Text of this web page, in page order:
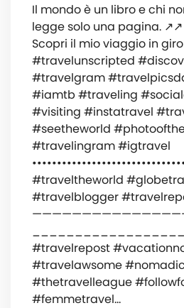
️Il mondo è un libro e chi
legge solo una pagina. ↗️↗️↗️
‍️Scopri il mio viaggio in
#travelunscripted
#travelgram
#iamtb #traveling
#visiting #instatravel
#seetheworld
#travelingram #igtravel
#traveltheworld
#travelblogger
#travelrepost
#travelawsome
#thetravelleague
#femmetravel…